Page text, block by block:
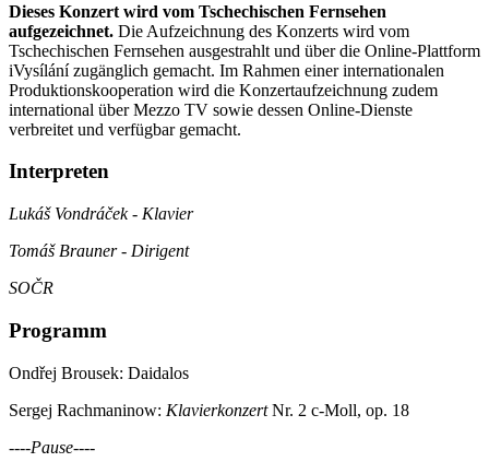
Dieses Konzert wird vom Tschechischen Fernsehen
aufgezeichnet. Die Aufzeichnung des Konzerts wird vom
Tschechischen Fernsehen ausgestrahlt und über die Online-Plattform
iVysílání zugänglich gemacht. Im Rahmen einer internationalen
Produktionskooperation wird die Konzertaufzeichnung zudem
international über Mezzo TV sowie dessen Online-Dienste
verbreitet und verfügbar gemacht.
Interpreten
Lukáš Vondráček - Klavier
Tomáš Brauner - Dirigent
SOČR
Programm
Ondřej Brousek: Daidalos
Sergej Rachmaninow: KlavierkonzertNr. 2 c-Moll, op. 18
----Pause----